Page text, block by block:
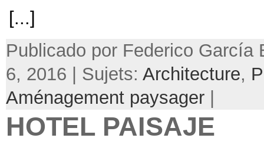
[...]
Publicado por Federico García
6, 2016 | Sujets: Architecture,
Aménagement paysager
HOTEL PAISAJE